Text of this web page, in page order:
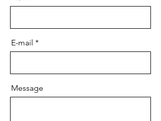
E-mail
Message